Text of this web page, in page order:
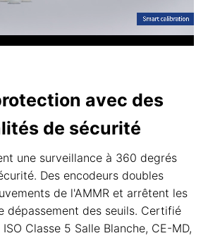
avec des
de sécurité
une surveillance à 360 degrés
Des encodeurs doubles
de l'AMMR et arrêtent les
dépassement des seuils. Certifié
Classe 5 Salle Blanche, CE-MD,